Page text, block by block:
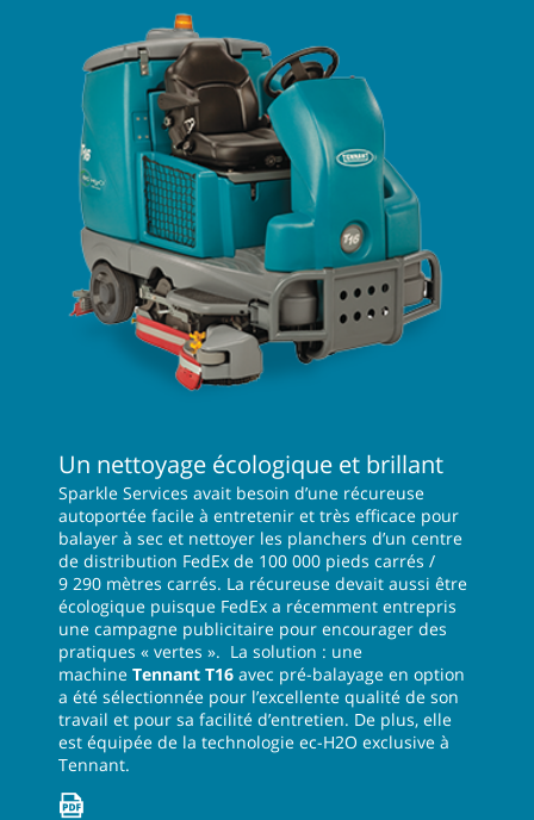
Un nettoyage écologique et brillant
Sparkle Services avait besoin d’une récureuse
autoportée facile à entretenir et très efficace pour
balayer à sec et nettoyer les planchers d’un centre
de distribution FedEx de 100 000 pieds carrés /
9 290 mètres carrés. La récureuse devait aussi être
écologique puisque FedEx a récemment entrepris
une campagne publicitaire pour encourager des
pratiques « vertes ». La solution : une
machine Tennant T16 avec pré-balayage en option
a été sélectionnée pour l’excellente qualité de son
travail et pour sa facilité d’entretien. De plus, elle
est équipée de la technologie ec-H2O exclusive à
Tennant.